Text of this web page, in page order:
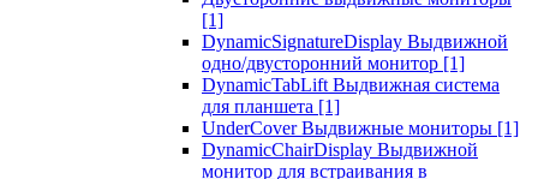
[1]
DynamicSignatureDisplay Выдвижной
одно/двусторонний монитор [1]
DynamicTabLift Выдвижная система
для планшета [1]
UnderCover Выдвижные мониторы [1]
DynamicChairDisplay Выдвижной
монитор для встраивания в